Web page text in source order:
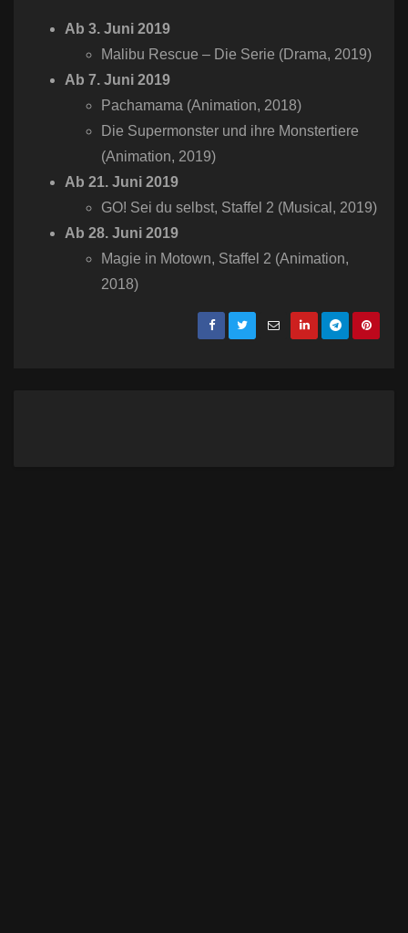
Ab 3. Juni 2019
Malibu Rescue – Die Serie (Drama, 2019)
Ab 7. Juni 2019
Pachamama (Animation, 2018)
Die Supermonster und ihre Monstertiere
(Animation, 2019)
Ab 21. Juni 2019
GO! Sei du selbst, Staffel 2 (Musical, 2019)
Ab 28. Juni 2019
Magie in Motown, Staffel 2 (Animation,
2018)